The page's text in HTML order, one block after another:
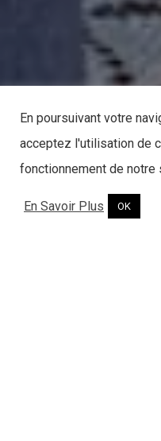
En poursuivant votre
acceptez l'utilisation de
fonctionnement de
En Savoir Plus OK